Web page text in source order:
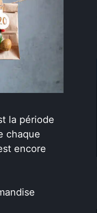
la période
chaque
encore